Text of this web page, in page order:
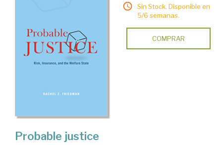
Sin Stock. Disponible en
5/6 semanas.
COMPRAR
Probable justice